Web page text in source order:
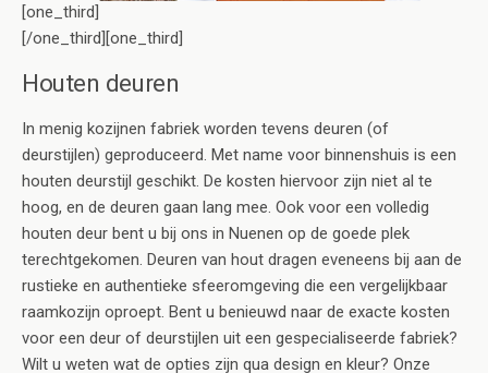
[one_third]
[/one_third][one_third]
Houten deuren
In menig kozijnen fabriek worden tevens deuren (of
deurstijlen) geproduceerd. Met name voor binnenshuis is een
houten deurstijl geschikt. De kosten hiervoor zijn niet al te
hoog, en de deuren gaan lang mee. Ook voor een volledig
houten deur bent u bij ons in Nuenen op de goede plek
terechtgekomen. Deuren van hout dragen eveneens bij aan de
rustieke en authentieke sfeeromgeving die een vergelijkbaar
raamkozijn oproept. Bent u benieuwd naar de exacte kosten
voor een deur of deurstijlen uit een gespecialiseerde fabriek?
Wilt u weten wat de opties zijn qua design en kleur? Onze